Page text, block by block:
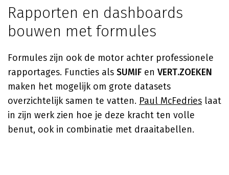
Rapporten en dashboards
bouwen met formules
Formules zijn ook de motor achter professionele
rapportages. Functies als SUMIF en VERT.ZOEKEN
maken het mogelijk om grote datasets
overzichtelijk samen te vatten. Paul McFedries laat
in zijn werk zien hoe je deze kracht ten volle
benut, ook in combinatie met draaitabellen.